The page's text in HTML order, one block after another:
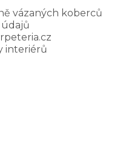
vázaných koberců
údajů
interiérů